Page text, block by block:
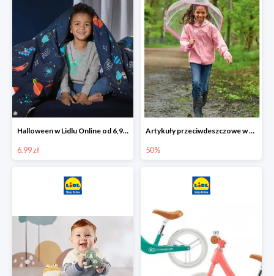
Halloween w Lidlu Online od 6,99 zł
6.99 zł
Artykuły przeciwdeszczowe w Lodilu Online do -50%
50%